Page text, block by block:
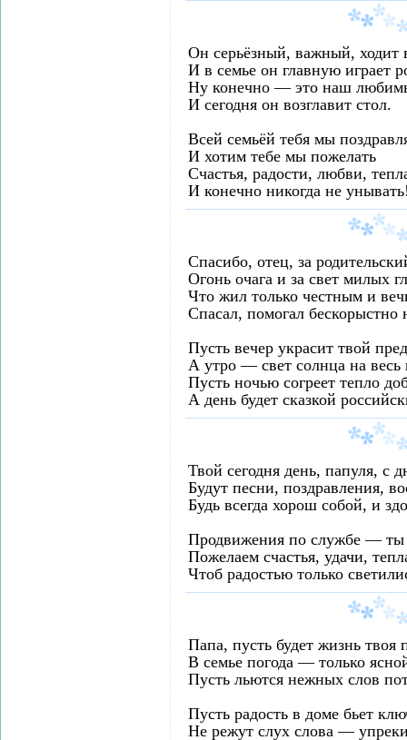
Он серьёзный, важный, ходит
И в семье он главную играет
Ну конечно — это наш
И сегодня он возглавит стол.
Всей семьёй тебя мы
И хотим тебе мы пожелать
Счастья, радости, любви,
И конечно никогда не
Спасибо, отец, за
Огонь очага и за свет милых
Что жил только честным и
Спасал, помогал бескорыстно
Пусть вечер украсит твой
А утро — свет солнца на весь
Пусть ночью согреет тепло
А день будет сказкой
Твой сегодня день, папуля, с
Будут песни, поздравления,
Будь всегда хорош собой, и
Продвижения по службе — ты
Пожелаем счастья, удачи,
Чтоб радостью только
Папа, пусть будет жизнь твоя
В семье погода — только
Пусть льются нежных слов
Пусть радость в доме бьет
Не режут слух слова —